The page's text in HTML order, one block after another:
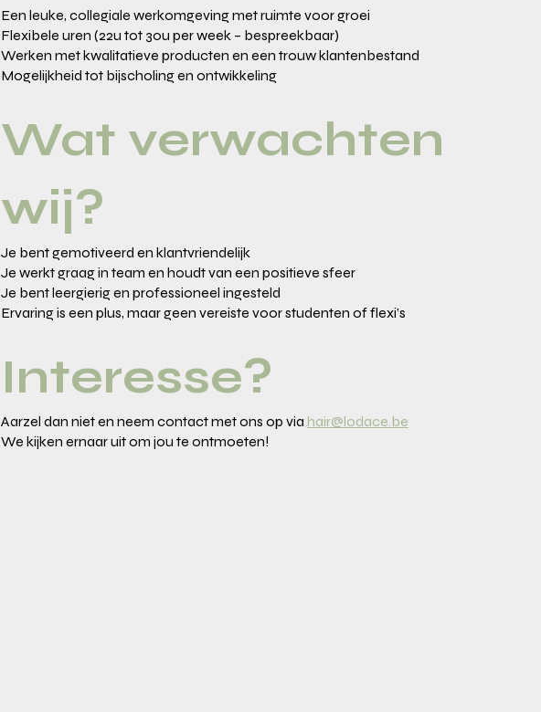
Een leuke, collegiale werkomgeving met ruimte voor groei
Flexibele uren (22u tot 30u per week – bespreekbaar)
Werken met kwalitatieve producten en een trouw klantenbestand
Mogelijkheid tot bijscholing en ontwikkeling
Wat verwachten
wij?
Je bent gemotiveerd en klantvriendelijk
Je werkt graag in team en houdt van een positieve sfeer
Je bent leergierig en professioneel ingesteld
Ervaring is een plus, maar geen vereiste voor studenten of flexi’s
Interesse?
Aarzel dan niet en neem contact met ons op via hair@lodace.be
We kijken ernaar uit om jou te ontmoeten!